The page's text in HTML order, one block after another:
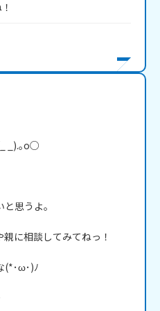
_).｡o○
思うよ。
に相談してみてねっ！
(*･ω･)ﾉ